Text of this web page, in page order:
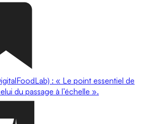
: « Le point essentiel de
du passage à l’échelle ».